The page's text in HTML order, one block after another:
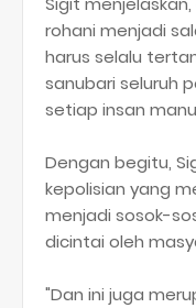
rohani menjadi
harus selalu
sanubari seluruh
setiap insan
Dengan begitu,
kepolisian yang
menjadi sosok-
dicintai oleh
"Dan ini juga